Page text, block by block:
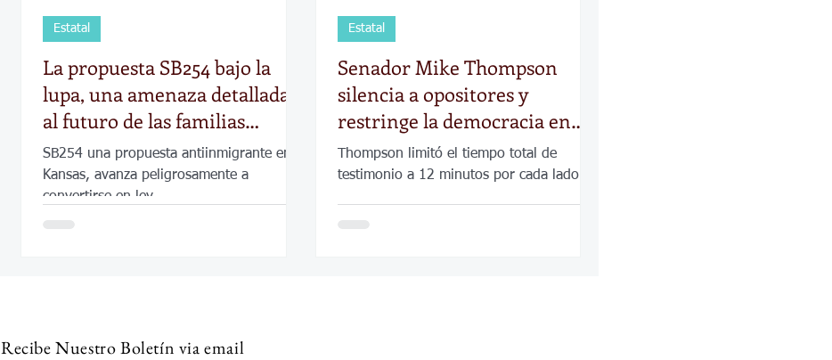
La propuesta SB254 bajo la
lupa, una amenaza detallada
al futuro de las familias
inmigrantes en Kansas
SB254 una propuesta antiinmigrante en
Kansas, avanza peligrosamente a
convertirse en ley.
Estatal
Senador Mike Thompson
silencia a opositores y
restringe la democracia en
audiencia sobre proyecto de
ley antiinmigrante
Thompson limitó el tiempo total de
testimonio a 12 minutos por cada lado
Estatal
Recibe Nuestro Boletín via email